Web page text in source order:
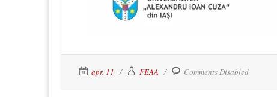
apr. 11 FEAA Comments Disabled